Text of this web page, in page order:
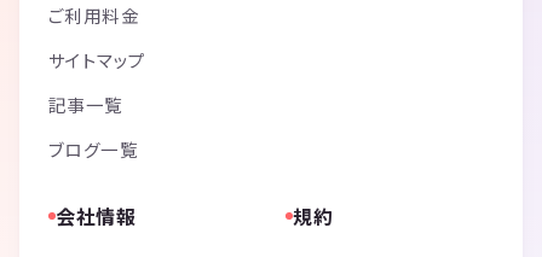
ご利用料金
サイトマップ
記事一覧
ブログ一覧
会社情報 規約